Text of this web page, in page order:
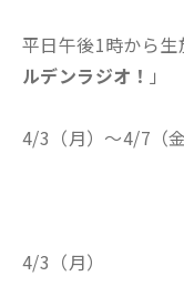
平日午後1時から
ルデンラジオ！ 」
4/3（月）～4/7（
4/3（月）